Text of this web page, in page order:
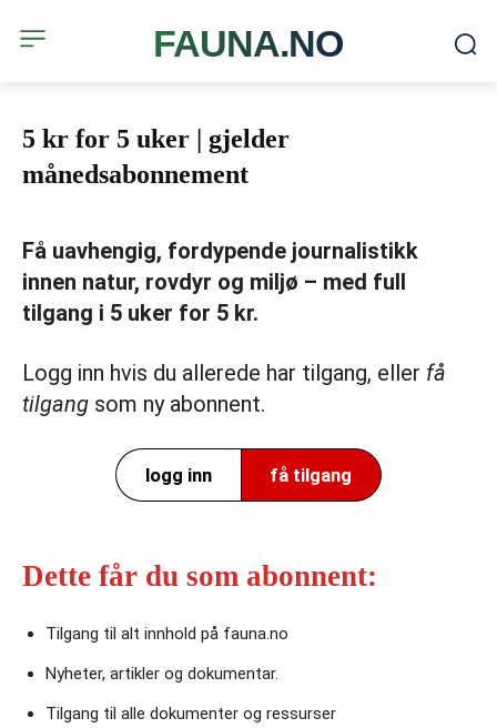
FAUNA.NO
5 kr for 5 uker | gjelder
månedsabonnement
Få uavhengig, fordypende journalistikk
innen natur, rovdyr og miljø – med full
tilgang i 5 uker for 5 kr.
Logg inn hvis du allerede har tilgang, eller få
tilgang som ny abonnent.
logg inn få tilgang
Dette får du som abonnent:
Tilgang til alt innhold på fauna.no
Nyheter, artikler og dokumentar.
Tilgang til alle dokumenter og ressurser